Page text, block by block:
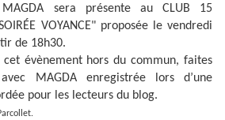
sera présente au CLUB 15
VOYANCE" proposée le vendredi
de 18h30.
cet évènement hors du commun, faites
MAGDA enregistrée lors d’une
pour les lecteurs du blog.